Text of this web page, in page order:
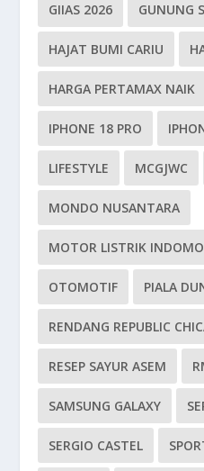
GIIAS 2026 GUNUNG
HAJAT BUMI CARIU
HARGA PERTAMAX NAIK
IPHONE 18 PRO
LIFESTYLE MCGJWC
MONDO NUSANTARA
MOTOR LISTRIK
OTOMOTIF PIALA
RENDANG REPUBLIC
RESEP SAYUR ASEM
SAMSUNG GALAXY
SERGIO CASTEL